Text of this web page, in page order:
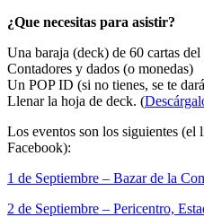
¿Que necesitas para asistir?
Una baraja (deck) de 60 cartas
Contadores y dados (o monedas)
Un POP ID (si no tienes, se te
Llenar la hoja de deck. (
Los eventos son los siguientes
Facebook):
1 de Septiembre – Bazar de la
2 de Septiembre – Pericentro,